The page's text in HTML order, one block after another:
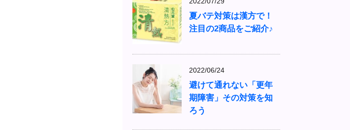
夏バテ対策は漢方で！
注目の2商品をご紹介♪
2022/06/24
避けて通れない「更年
期障害」その対策を知
ろう